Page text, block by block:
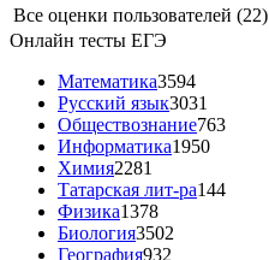
Все оценки пользователей (22)
Онлайн тесты ЕГЭ
Математика3594
Русский язык3031
Обществознание763
Информатика1950
Химия2281
Татарская лит-ра144
Физика1378
Биология3502
География932